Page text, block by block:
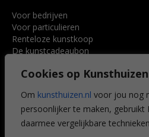
Cookies op
Om kunsthuizen.nl voor jou nog
persoonlijker te maken, gebruikt
daarmee vergelijkbare
Voor bedrijven
Voor particulieren
Renteloze kunstkoop
De kunstcadeaubon
Voordelen
Veelgestelde vragen
CONTACT